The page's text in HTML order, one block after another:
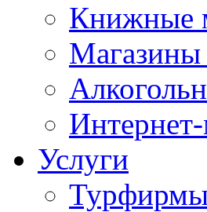
Книжные
Магазины
Услуги